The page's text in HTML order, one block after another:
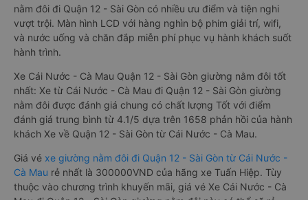
nằm đôi đi Quận 12 - Sài Gòn có nhiều ưu điểm và tiện nghi
vượt trội. Màn hình LCD với hàng nghìn bộ phim giải trí, wifi,
và nước uống và chăn đắp miễn phí phục vụ hành khách suốt
hành trình.
Xe Cái Nước - Cà Mau Quận 12 - Sài Gòn giường nằm đôi tốt
nhất: Xe từ Cái Nước - Cà Mau đi Quận 12 - Sài Gòn giường
nằm đôi được đánh giá chung có chất lượng Tốt với điểm
đánh giá trung bình từ 4.1/5 dựa trên 1658 phản hồi của hành
khách Xe về Quận 12 - Sài Gòn từ Cái Nước - Cà Mau.
Giá vé xe giường nằm đôi đi Quận 12 - Sài Gòn từ Cái Nước -
Cà Mau rẻ nhất là 300000VND của hãng xe Tuấn Hiệp. Tùy
thuộc vào chương trình khuyến mãi, giá vé Xe Cái Nước - Cà